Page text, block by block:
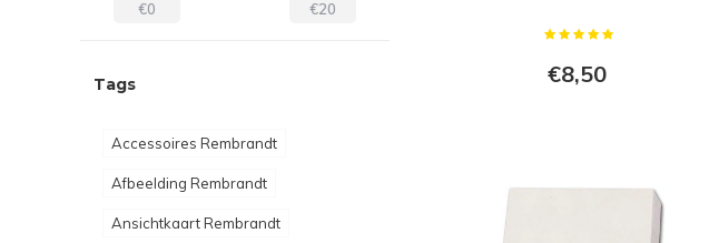
€0 €20
Tags
Accessoires Rembrandt
Afbeelding Rembrandt
Ansichtkaart Rembrandt
€8,50